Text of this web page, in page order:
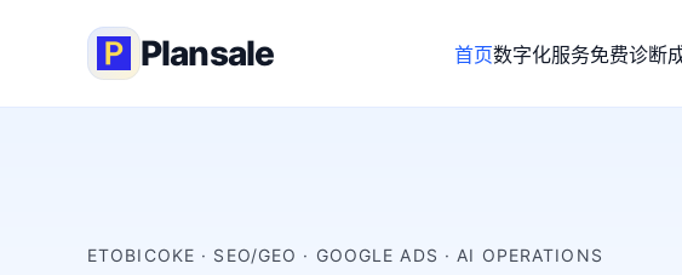
Plansale 首页数字化服务免费诊断
ETOBICOKE · SEO/GEO · GOOGLE ADS · AI OPERATIONS